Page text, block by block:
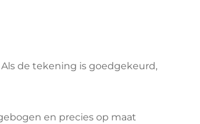
de tekening is goedgekeurd,
en precies op maat